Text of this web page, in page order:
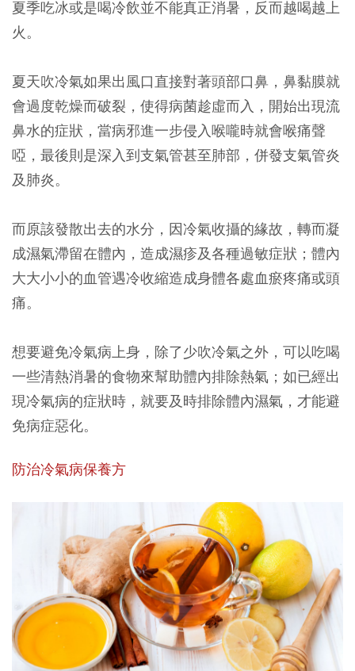
夏季吃冰或是喝冷飲並不能真正消暑，反而越喝越上
火。
夏天吹冷氣如果出風口直接對著頭部口鼻，鼻黏膜就
會過度乾燥而破裂，使得病菌趁虛而入，開始出現流
鼻水的症狀，當病邪進一步侵入喉嚨時就會喉痛聲
啞，最後則是深入到支氣管甚至肺部，併發支氣管炎
及肺炎。
而原該發散出去的水分，因冷氣收攝的緣故，轉而凝
成濕氣滯留在體內，造成濕疹及各種過敏症狀；體內
大大小小的血管遇冷收縮造成身體各處血瘀疼痛或頭
痛。
想要避免冷氣病上身，除了少吹冷氣之外，可以吃喝
一些清熱消暑的食物來幫助體內排除熱氣；如已經出
現冷氣病的症狀時，就要及時排除體內濕氣，才能避
免病症惡化。
防治冷氣病保養方